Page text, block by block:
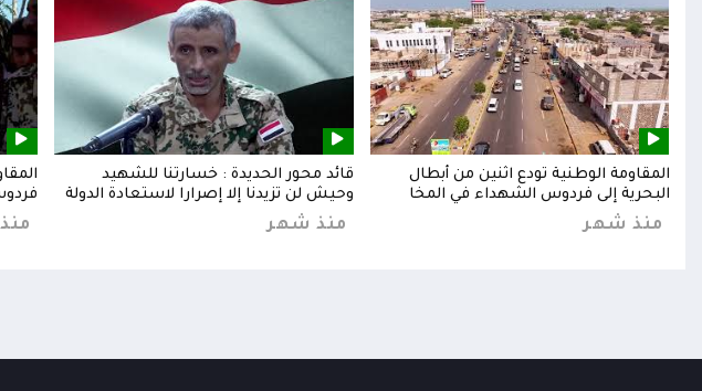
المقاومة الوطنية تودع اثنين من أبطال
البحرية إلى فردوس الشهداء في المخا
منذ شهر
قائد محور الحديدة : خسارتنا للشهيد
وحيش لن تزيدنا إلا إصرارا لاستعادة الدولة
منذ شهر